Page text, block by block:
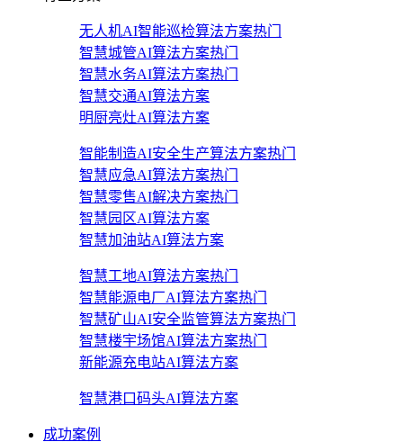
无人机AI智能巡检算法方案热门
智慧城管AI算法方案热门
智慧水务AI算法方案热门
智慧交通AI算法方案
明厨亮灶AI算法方案
智能制造AI安全生产算法方案热门
智慧应急AI算法方案热门
智慧零售AI解决方案热门
智慧园区AI算法方案
智慧加油站AI算法方案
智慧工地AI算法方案热门
智慧能源电厂AI算法方案热门
智慧矿山AI安全监管算法方案热门
智慧楼宇场馆AI算法方案热门
新能源充电站AI算法方案
智慧港口码头AI算法方案
成功案例